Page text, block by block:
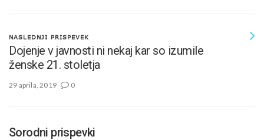
NASLEDNJI PRISPEVEK
Dojenje v javnosti ni nekaj kar so izumile
ženske 21. stoletja
29 aprila, 2019 0
Sorodni prispevki